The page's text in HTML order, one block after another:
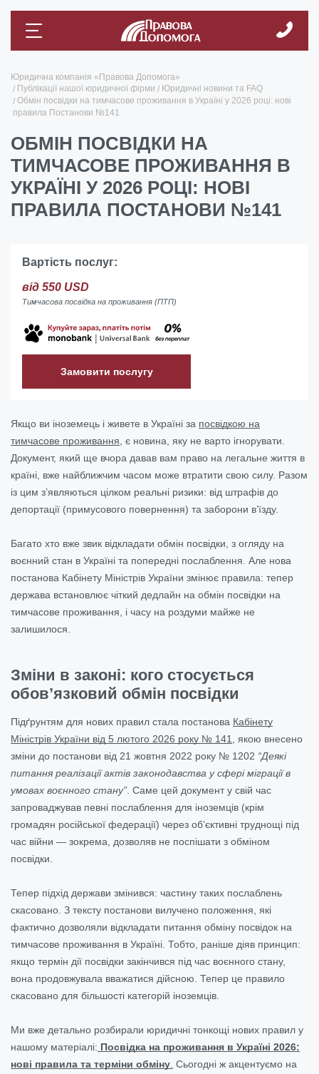
Юридична компанія «Правова Допомога»
Публікації нашої юридичної фірми
Юридичні новини та FAQ
Обмін посвідки на тимчасове проживання в Україні у 2026 році: нові
правила Постанови №141
ОБМІН ПОСВІДКИ НА
ТИМЧАСОВЕ ПРОЖИВАННЯ В
УКРАЇНІ У 2026 РОЦІ: НОВІ
ПРАВИЛА ПОСТАНОВИ №141
Вартість послуг:
від 550 USD
Тимчасова посвідка на проживання (ПТП)
Замовити послугу
Якщо ви іноземець і живете в Україні за посвідкою на
тимчасове проживання , є новина, яку не варто ігнорувати.
Документ, який ще вчора давав вам право на легальне життя в
країні, вже найближчим часом може втратити свою силу. Разом
із цим з’являються цілком реальні ризики: від штрафів до
депортації (примусового повернення) та заборони в’їзду.
Багато хто вже звик відкладати обмін посвідки, з огляду на
воєнний стан в Україні та попередні послаблення. Але нова
постанова Кабінету Міністрів України змінює правила: тепер
держава встановлює чіткий дедлайн на обмін посвідки на
тимчасове проживання, і часу на роздуми майже не
залишилося.
Зміни в законі: кого стосується
обов’язковий обмін посвідки
Підґрунтям для нових правил стала постанова Кабінету
Міністрів України від 5 лютого 2026 року № 141
, якою внесено
зміни до постанови від 21 жовтня 2022 року № 1202 “Деякі
питання реалізації актів законодавства у сфері міграції в
умовах воєнного стану” . Саме цей документ у свій час
запроваджував певні послаблення для іноземців (крім
громадян російської федерації) через об’єктивні труднощі під
час війни — зокрема, дозволяв не поспішати з обміном
посвідки.
Тепер підхід держави змінився: частину таких послаблень
скасовано. З тексту постанови вилучено положення, які
фактично дозволяли відкладати питання обміну посвідок на
тимчасове проживання в Україні. Тобто, раніше діяв принцип:
якщо термін дії посвідки закінчився під час воєнного стану,
вона продовжувала вважатися дійсною. Тепер це правило
скасовано для більшості категорій іноземців.
Ми вже детально розбирали юридичні тонкощі нових правил у
нашому матеріалі: Посвідка на проживання в Україні 2026:
нові правила та терміни обміну Сьогодні ж акцентуємо на